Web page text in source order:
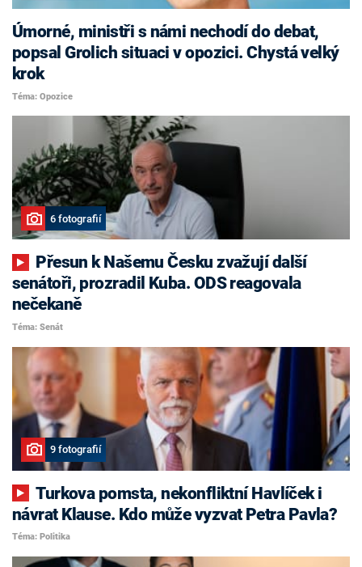
Úmorné, ministři s námi nechodí do debat,
popsal Grolich situaci v opozici. Chystá velký
krok
Téma: Opozice
6 fotografií
senátoři, prozradil Kuba. ODS reagovala
nečekaně
Téma: Senát
9 fotografií
Turkova pomsta, nekonfliktní Havlíček i
návrat Klause. Kdo může vyzvat Petra Pavla?
Téma: Politika